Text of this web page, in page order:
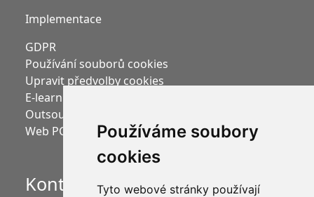
Používáme soubory
cookies
Tyto webové stránky používají
Implementace
GDPR
Používání souborů cookies
Upravit předvolby cookies
E-learning Moodle
Outsourcing mezd
Web PC HELP, a.s.
Kontakt